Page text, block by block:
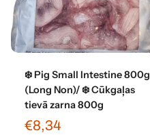
❄️ Pig Small Intestine 800g
(Long Non)/ ❄️ Cūkgaļas
tievā zarna 800g
€8,34